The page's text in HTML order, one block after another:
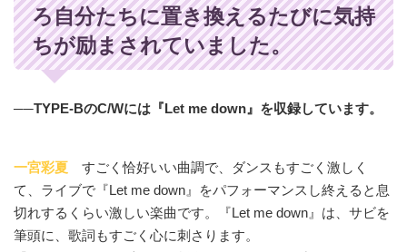
ろ自分たちに置き換えるたびに気持
ちが励まされていました。
──TYPE-BのC/Wには『Let me down』を収録しています。
一宮彩夏 すごく恰好いい曲調で、ダンスもすごく激しく
て、ライブで『Let me down』をパフォーマンスし終えると息
切れするくらい激しい楽曲です。『Let me down』は、サビを
筆頭に、歌詞もすごく心に刺さります。